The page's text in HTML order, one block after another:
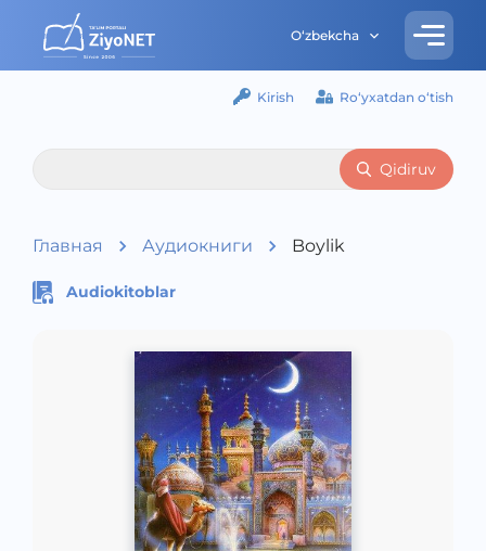
O‘zbekcha
Kirish Ro‘yxatdan o‘tish
Qidiruv
Главная Аудиокниги Boylik
Audiokitoblar